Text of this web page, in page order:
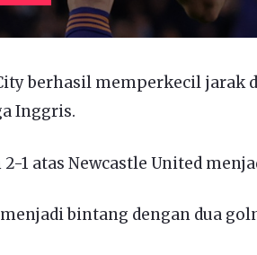
berhasil memperkecil jarak
Inggris.
1 atas Newcastle United
bintang dengan dua